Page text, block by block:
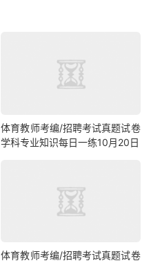
体育教师考编/招聘考试真题试卷
学科专业知识每日一练10月20日
体育教师考编/招聘考试真题试卷